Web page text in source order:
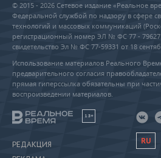
© 2015 - 2026 Сетевое издание «Реальное
Федеральной службой по надзору в сфере
технологий и массовых коммуникаций
регистрационный номер ЭЛ № ФС 77 - 79627
свидетельство Эл № ФС 77-59331 от 18
Использование материалов Реального
предварительного согласия
прямая гиперссылка обязательны при
воспроизведении материалов.
18+
РЕДАКЦИЯ
RU